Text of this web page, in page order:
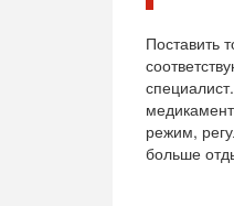
Поставить
режим,
больше